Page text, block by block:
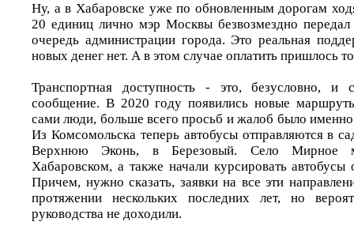
Ну, а в Хабаровске уже по обновленным дорогам
20 единиц лично мэр Москвы безвозмездно
очередь администрации города. Это реальная
новых денег нет. А в этом случае оплатить пришлось
Транспортная доступность - это, безусловно, и
сообщение. В 2020 году появились новые
сами люди, больше всего просьб и жалоб было
Из Комсомольска теперь автобусы отправляются в
Верхнюю Эконь, в Березовый. Село Мирное
Хабаровском, а также начали курсировать автобусы
Причем, нужно сказать, заявки на все эти
протяжении нескольких последних лет, но
руководства не доходили.